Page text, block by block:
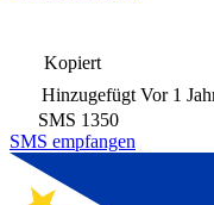
Kopiert
Hinzugefügt Vor 1
SMS 1350
SMS empfangen